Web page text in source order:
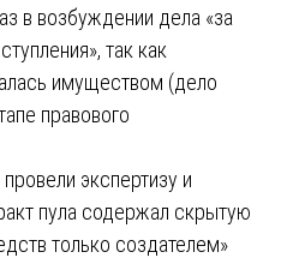
в возбуждении дела «за
так как
имуществом (дело
правового
экспертизу и
пула содержал скрытую
только создателем»